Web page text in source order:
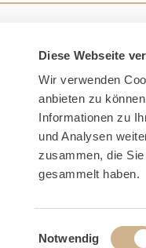
Diese Webseite
Wir verwenden
anbieten zu
Informationen zu
und Analysen
zusammen, die
gesammelt haben.
Notwendig